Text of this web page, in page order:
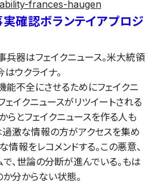
frances-haugen
確認ボランテイアプロジ
器はフェイクニュース。米大統領
はウクライナ。
不全にさせるためにフェイクニ
ェイクニュースがリツイートされる
らとフェイクニュースを作る人も
激な情報の方がアクセスを集め
情報をレコメンドする。この悪意、
、世論の分断が進んでいる。もは
分からない状態。